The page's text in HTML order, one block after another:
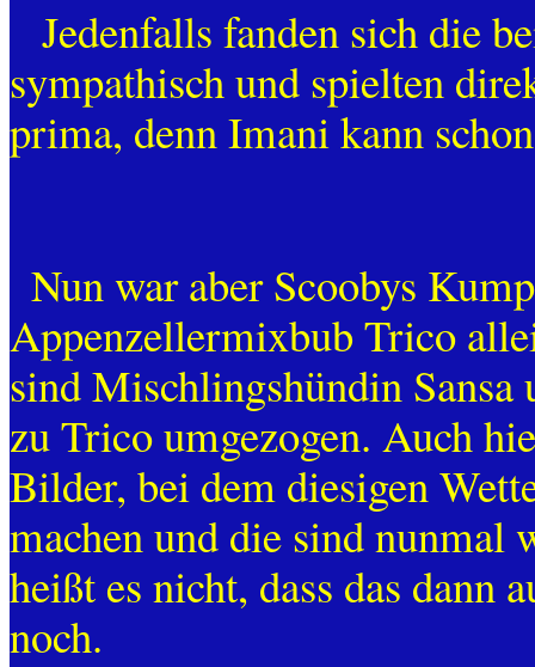
Jedenfalls fanden sich die
sympathisch und spielten
prima, denn Imani kann
Nun war aber Scoobys
Appenzellermixbub Trico
sind Mischlingshündin Sansa
zu Trico umgezogen. Auch
Bilder, bei dem diesigen
machen und die sind nunmal
heißt es nicht, dass das dann
noch.